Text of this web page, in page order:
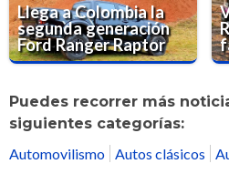
Llega a Colombia la
segunda generación
Ford Ranger Raptor
Puedes recorrer más
siguientes categorías:
Automovilismo Autos clásicos